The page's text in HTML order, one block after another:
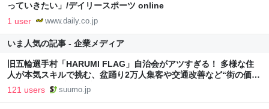
っていきたい」/デイリースポーツ online
1 user www.daily.co.jp
いま人気の記事 - 企業メディア
旧五輪選手村「HARUMI FLAG」自治会がアツすぎる！ 多様な住
人が本気スキルで挑む、盆踊り2万人集客や交通改善など“街の価値
向上”戦略 東京・中央区
121 users suumo.jp